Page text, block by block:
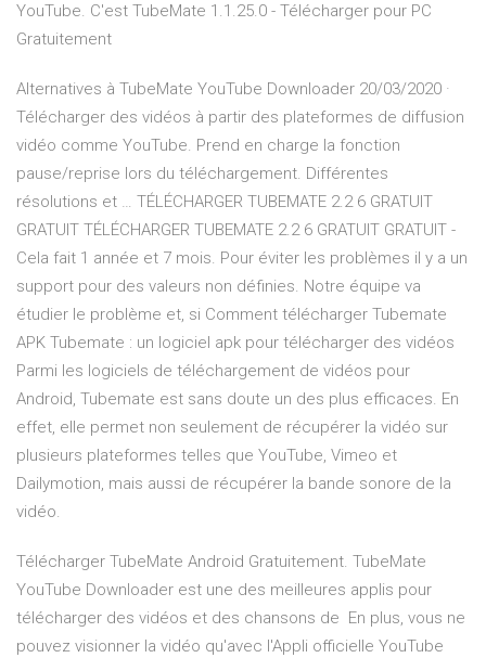
YouTube. C'est TubeMate 1.1.25.0 - Télécharger pour PC
Gratuitement
Alternatives à TubeMate YouTube Downloader 20/03/2020 ·
Télécharger des vidéos à partir des plateformes de diffusion
vidéo comme YouTube. Prend en charge la fonction
pause/reprise lors du téléchargement. Différentes
résolutions et … TÉLÉCHARGER TUBEMATE 2.2 6 GRATUIT
GRATUIT TÉLÉCHARGER TUBEMATE 2.2 6 GRATUIT GRATUIT -
Cela fait 1 année et 7 mois. Pour éviter les problèmes il y a un
support pour des valeurs non définies. Notre équipe va
étudier le problème et, si Comment télécharger Tubemate
APK Tubemate : un logiciel apk pour télécharger des vidéos
Parmi les logiciels de téléchargement de vidéos pour
Android, Tubemate est sans doute un des plus efficaces. En
effet, elle permet non seulement de récupérer la vidéo sur
plusieurs plateformes telles que YouTube, Vimeo et
Dailymotion, mais aussi de récupérer la bande sonore de la
vidéo.
Télécharger TubeMate Android Gratuitement. TubeMate
YouTube Downloader est une des meilleures applis pour
télécharger des vidéos et des chansons de En plus, vous ne
pouvez visionner la vidéo qu'avec l'Appli officielle YouTube